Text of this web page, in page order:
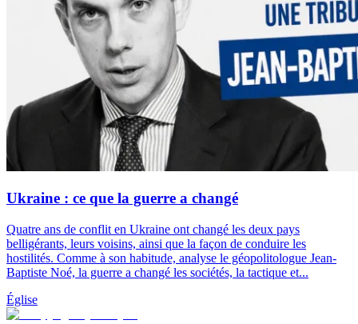
Ukraine : ce que la guerre a changé
Quatre ans de conflit en Ukraine ont changé les deux pays
belligérants, leurs voisins, ainsi que la façon de conduire les
hostilités. Comme à son habitude, analyse le géopolitologue Jean-
Baptiste Noé, la guerre a changé les sociétés, la tactique et...
Église